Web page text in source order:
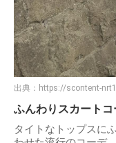
出典： https://scontent-
ふんわりスカートコ
タイトなトップスに